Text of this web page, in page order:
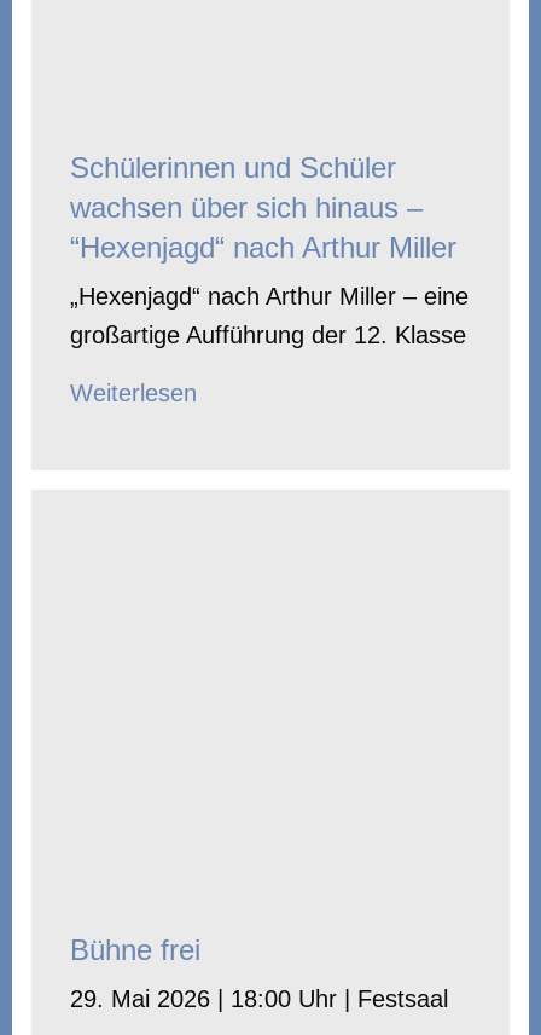
Schülerinnen und Schüler
wachsen über sich hinaus –
“Hexenjagd“ nach Arthur Miller
„Hexenjagd“ nach Arthur Miller – eine
großartige Aufführung der 12. Klasse
Weiterlesen
Bühne frei
29. Mai 2026 | 18:00 Uhr | Festsaal